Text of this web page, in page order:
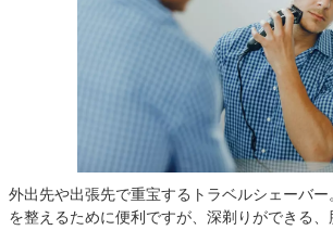
外出先や出張先で重宝するトラベルシェーバ
を整えるために便利ですが、深剃りができる